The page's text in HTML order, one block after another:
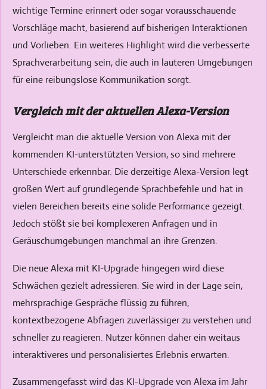
wichtige Termine erinnert oder sogar vorausschauende
Vorschläge macht, basierend auf bisherigen Interaktionen
und Vorlieben. Ein weiteres Highlight wird die verbesserte
Sprachverarbeitung sein, die auch in lauteren Umgebungen
für eine reibungslose Kommunikation sorgt.
Vergleich mit der aktuellen Alexa-Version
Vergleicht man die aktuelle Version von Alexa mit der
kommenden KI-unterstützten Version, so sind mehrere
Unterschiede erkennbar. Die derzeitige Alexa-Version legt
großen Wert auf grundlegende Sprachbefehle und hat in
vielen Bereichen bereits eine solide Performance gezeigt.
Jedoch stößt sie bei komplexeren Anfragen und in
Geräuschumgebungen manchmal an ihre Grenzen.
Die neue Alexa mit KI-Upgrade hingegen wird diese
Schwächen gezielt adressieren. Sie wird in der Lage sein,
mehrsprachige Gespräche flüssig zu führen,
kontextbezogene Abfragen zuverlässiger zu verstehen und
schneller zu reagieren. Nutzer können daher ein weitaus
interaktiveres und personalisiertes Erlebnis erwarten.
Zusammengefasst wird das KI-Upgrade von Alexa im Jahr